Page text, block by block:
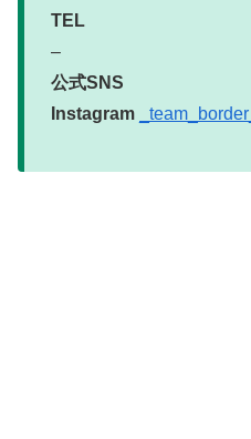
TEL
–
公式SNS
Instagram
_team_border_